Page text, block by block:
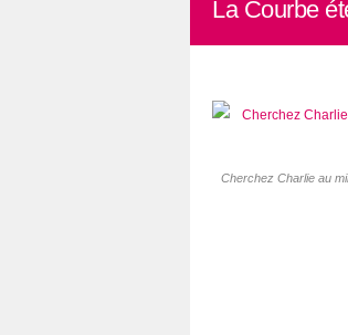
La Courbe
Cherchez Charlie au